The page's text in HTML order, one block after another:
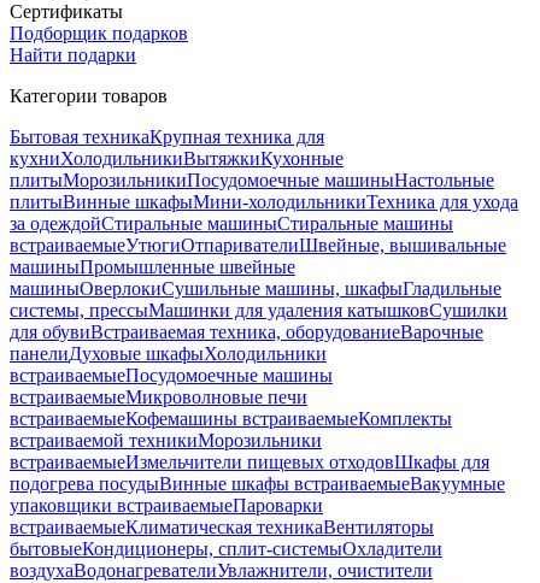
Сертификаты
Подборщик подарков
Найти подарки
Категории товаров
Бытовая техникаКрупная техника для
кухниХолодильникиВытяжкиКухонные
плитыМорозильникиПосудомоечные машиныНастольные
плитыВинные шкафыМини-холодильникиТехника для ухода
за одеждойСтиральные машиныСтиральные машины
встраиваемыеУтюгиОтпаривателиШвейные, вышивальные
машиныПромышленные швейные
машиныОверлокиСушильные машины, шкафыГладильные
системы, прессыМашинки для удаления катышковСушилки
для обувиВстраиваемая техника, оборудованиеВарочные
панелиДуховые шкафыХолодильники
встраиваемыеПосудомоечные машины
встраиваемыеМикроволновые печи
встраиваемыеКофемашины встраиваемыеКомплекты
встраиваемой техникиМорозильники
встраиваемыеИзмельчители пищевых отходовШкафы для
подогрева посудыВинные шкафы встраиваемыеВакуумные
упаковщики встраиваемыеПароварки
встраиваемыеКлиматическая техникаВентиляторы
бытовыеКондиционеры, сплит-системыОхладители
воздухаВодонагревателиУвлажнители, очистители